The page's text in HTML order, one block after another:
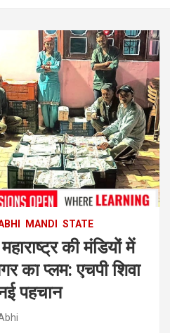
MANDI STATE
की मंडियों में
का प्लम: एचपी शिवा
पहचान